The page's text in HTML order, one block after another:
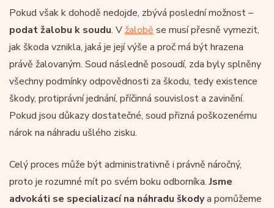
Pokud však k dohodě nedojde, zbývá poslední možnost –
podat žalobu k soudu. V žalobě se musí přesně vymezit,
jak škoda vznikla, jaká je její výše a proč má být hrazena
právě žalovaným. Soud následně posoudí, zda byly splněny
všechny podmínky odpovědnosti za škodu, tedy existence
škody, protiprávní jednání, příčinná souvislost a zavinění.
Pokud jsou důkazy dostatečné, soud přizná poškozenému
nárok na náhradu ušlého zisku.
Celý proces může být administrativně i právně náročný,
proto je rozumné mít po svém boku odborníka.Jsme
advokáti se specializací na náhradu škodya pomůžeme